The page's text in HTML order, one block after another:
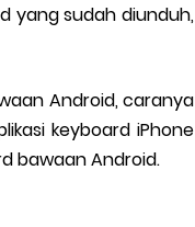
yang sudah diunduh,
Android, caranya
keyboard iPhone
bawaan Android.